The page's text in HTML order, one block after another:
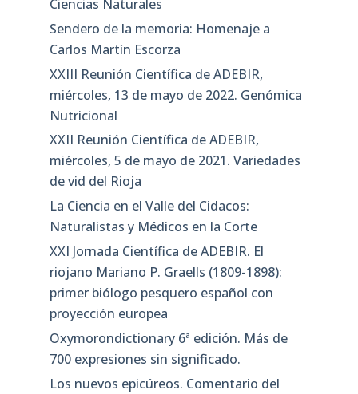
Ciencias Naturales
Sendero de la memoria: Homenaje a
Carlos Martín Escorza
XXIII Reunión Científica de ADEBIR,
miércoles, 13 de mayo de 2022. Genómica
Nutricional
XXII Reunión Científica de ADEBIR,
miércoles, 5 de mayo de 2021. Variedades
de vid del Rioja
La Ciencia en el Valle del Cidacos:
Naturalistas y Médicos en la Corte
XXI Jornada Científica de ADEBIR. El
riojano Mariano P. Graells (1809-1898):
primer biólogo pesquero español con
proyección europea
Oxymorondictionary 6ª edición. Más de
700 expresiones sin significado.
Los nuevos epicúreos. Comentario del